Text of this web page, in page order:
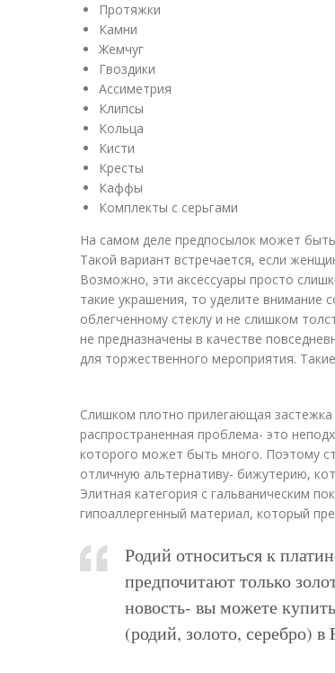
Протяжки
Камни
Жемчуг
Гвоздики
Ассиметрия
Клипсы
Кольца
Кисти
Кресты
Каффы
Комплекты с серьгами
На самом деле предпосылок может
Такой вариант встречается, если
Возможно, эти аксессуары просто
такие украшения, то уделите внимание
облегченному стеклу и не слишком
не предназначены в качестве
для торжественного мероприятия.
Слишком плотно прилегающая
распространенная проблема- это
которого может быть много. Поэтому
отличную альтернативу- бижутерию,
Элитная категория с гальваническим
гипоаллергенный материал, который
Родий относиться к
предпочитают только
новость- вы можете
(родий, золото, серебро) в